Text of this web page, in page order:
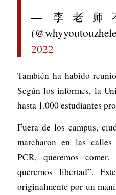
— 李老师
2022
También ha habido
Según los informes, la
hasta 1.000 estudiantes
Fuera de los campus,
marcharon en las
PCR, queremos
queremos libertad”.
originalmente por un